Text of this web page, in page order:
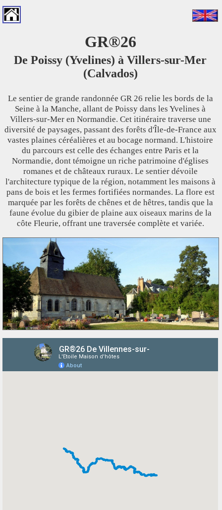
GR®26
De Poissy (Yvelines) à Villers-sur-Mer
(Calvados)
Le sentier de grande randonnée GR 26 relie les bords de la
Seine à la Manche, allant de Poissy dans les Yvelines à
Villers-sur-Mer en Normandie. Cet itinéraire traverse une
diversité de paysages, passant des forêts d'Île-de-France aux
vastes plaines céréalières et au bocage normand. L'histoire
du parcours est celle des échanges entre Paris et la
Normandie, dont témoigne un riche patrimoine d'églises
romanes et de châteaux ruraux. Le sentier dévoile
l'architecture typique de la région, notamment les maisons à
pans de bois et les fermes fortifiées normandes. La flore est
marquée par les forêts de chênes et de hêtres, tandis que la
faune évolue du gibier de plaine aux oiseaux marins de la
côte Fleurie, offrant une traversée complète et variée.